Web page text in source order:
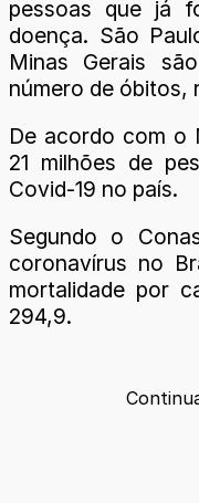
pessoas que já
doença. São
Minas Gerais
número de óbitos,
De acordo com o
21 milhões de
Covid-19 no país.
Segundo o
coronavírus no
mortalidade por
294,9.